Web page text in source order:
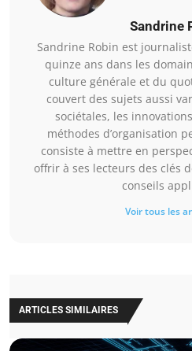
Sandrine
Sandrine Robin est
quinze ans dans les
culture générale et du
couvert des sujets aussi
sociétales, les
méthodes d’organisation
consiste à mettre en
offrir à ses lecteurs des clés
conseils
Voir tous les
ARTICLES SIMILAIRES